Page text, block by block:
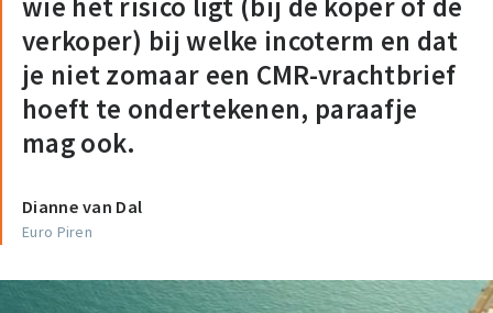
verkoper) bij welke incoterm en dat
je niet zomaar een CMR-vrachtbrief
hoeft te ondertekenen, paraafje
mag ook.
Dianne van Dal
Euro Piren